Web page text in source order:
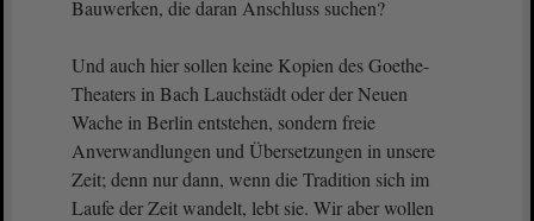
Bauwerken, die daran Anschluss suchen?
Und auch hier sollen keine Kopien des Goethe-
Theaters in Bach Lauchstädt oder der Neuen
Wache in Berlin entstehen, sondern freie
Anverwandlungen und Übersetzungen in unsere
Zeit; denn nur dann, wenn die Tradition sich im
Laufe der Zeit wandelt, lebt sie. Wir aber wollen